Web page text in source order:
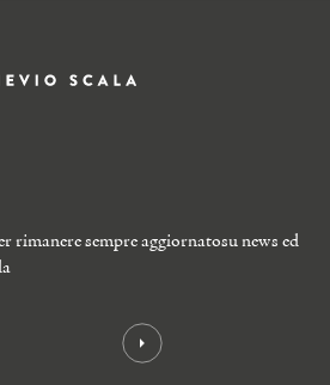
rimanere sempre aggiornatosu news ed